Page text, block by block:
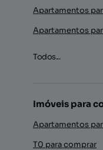
Apartamentos
Apartamentos
Todos...
Imóveis para
Apartamentos
T0 para comprar